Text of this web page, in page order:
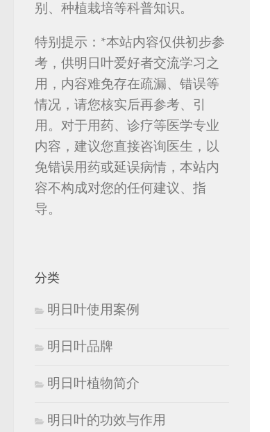
别、种植栽培等科普知识。
特别提示：*本站内容仅供初步参
考，供明日叶爱好者交流学习之
用，内容难免存在疏漏、错误等
情况，请您核实后再参考、引
用。对于用药、诊疗等医学专业
内容，建议您直接咨询医生，以
免错误用药或延误病情，本站内
容不构成对您的任何建议、指
导。
分类
明日叶使用案例
明日叶品牌
明日叶植物简介
明日叶的功效与作用